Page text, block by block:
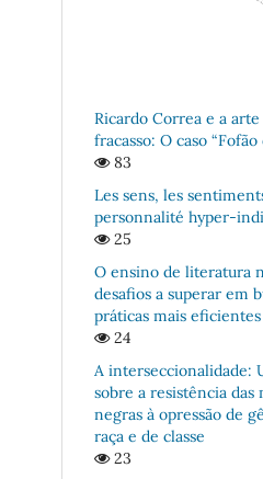
Ricardo Correa e a
fracasso: O caso “Fofão
83
Les sens, les
personnalité hyper-
25
O ensino de literatura
desafios a superar em
práticas mais eficientes
24
A interseccionalidade:
sobre a resistência das
negras à opressão de
raça e de classe
23